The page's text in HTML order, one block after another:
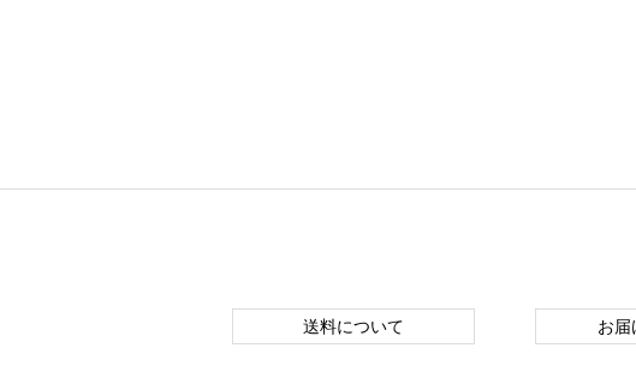
送料について お届